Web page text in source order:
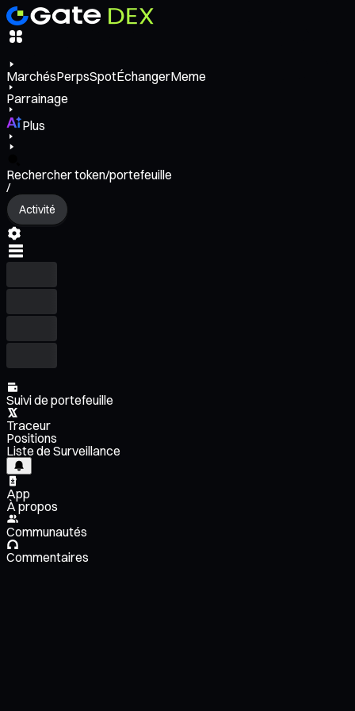
MarchésPerpsSpotÉchangerMeme
Parrainage
Plus
Rechercher token/portefeuille
/
Activité
Suivi de portefeuille
Traceur
Positions
Liste de Surveillance
App
À propos
Communautés
Commentaires